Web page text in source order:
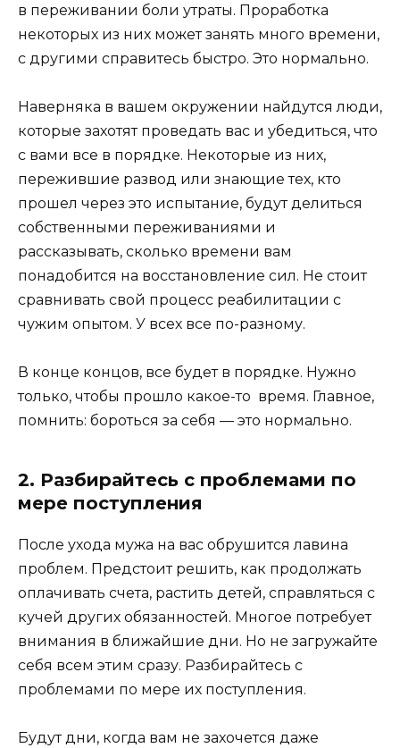
в переживании боли утраты. Проработка
некоторых из них может занять много времени,
с другими справитесь быстро. Это нормально.
Наверняка в вашем окружении найдутся люди,
которые захотят проведать вас и убедиться, что
с вами все в порядке. Некоторые из них,
пережившие развод или знающие тех, кто
прошел через это испытание, будут делиться
собственными переживаниями и
рассказывать, сколько времени вам
понадобится на восстановление сил. Не стоит
сравнивать свой процесс реабилитации с
чужим опытом. У всех все по-разному.
В конце концов, все будет в порядке. Нужно
только, чтобы прошло какое-то время. Главное,
помнить: бороться за себя — это нормально.
2. Разбирайтесь с проблемами по
мере поступления
После ухода мужа на вас обрушится лавина
проблем. Предстоит решить, как продолжать
оплачивать счета, растить детей, справляться с
кучей других обязанностей. Многое потребует
внимания в ближайшие дни. Но не загружайте
себя всем этим сразу. Разбирайтесь с
проблемами по мере их поступления.
Будут дни, когда вам не захочется даже